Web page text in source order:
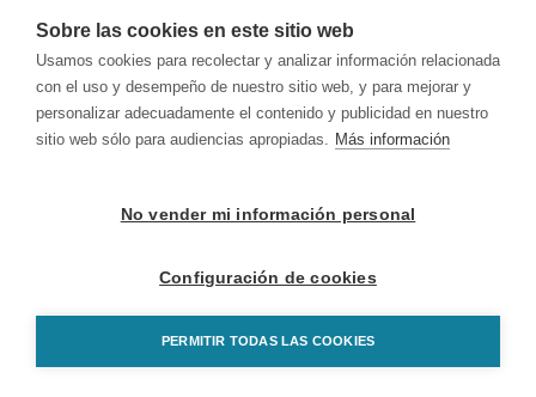
Sobre las cookies en este sitio web
Usamos cookies para recolectar y analizar información relacionada
con el uso y desempeño de nuestro sitio web, y para mejorar y
personalizar adecuadamente el contenido y publicidad en nuestro
sitio web sólo para audiencias apropiadas. Más información
No vender mi información personal
Configuración de cookies
PERMITIR TODAS LAS COOKIES